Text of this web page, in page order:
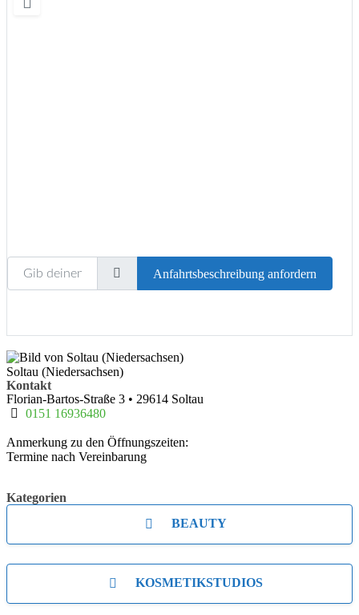
Gib deinen Standort ein.
Anfahrtsbeschreibung anfordern
Soltau (Niedersachsen)
Kontakt
Florian-Bartos-Straße 3 • 29614 Soltau
0151 16936480
Anmerkung zu den Öffnungszeiten:
Termine nach Vereinbarung
Kategorien
BEAUTY
KOSMETIKSTUDIOS